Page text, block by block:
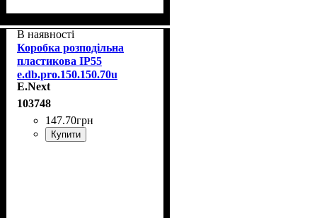
В наявності
Коробка розподільна
пластикова IP55
e.db.pro.150.150.70u
E.Next
103748
147.70грн
Купити